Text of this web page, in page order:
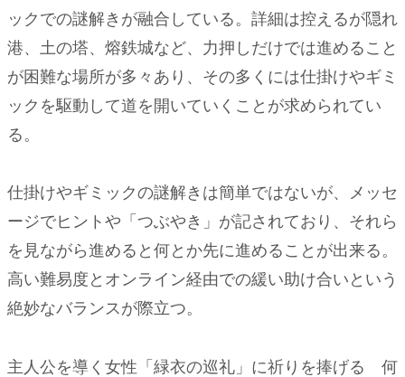
ックでの謎解きが融合している。詳細は控えるが隠れ
港、土の塔、熔鉄城など、力押しだけでは進めること
が困難な場所が多々あり、その多くには仕掛けやギミ
ックを駆動して道を開いていくことが求められてい
る。
仕掛けやギミックの謎解きは簡単ではないが、メッセ
ージでヒントや「つぶやき」が記されており、それら
を見ながら進めると何とか先に進めることが出来る。
高い難易度とオンライン経由での緩い助け合いという
絶妙なバランスが際立つ。
主人公を導く女性「緑衣の巡礼」に祈りを捧げる 何